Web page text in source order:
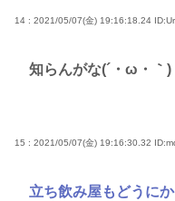
14 : 2021/05/07(金) 19:16:18.24
知らんがな(´・ω・｀)
15 : 2021/05/07(金) 19:16:30.32
立ち飲み屋もどうに